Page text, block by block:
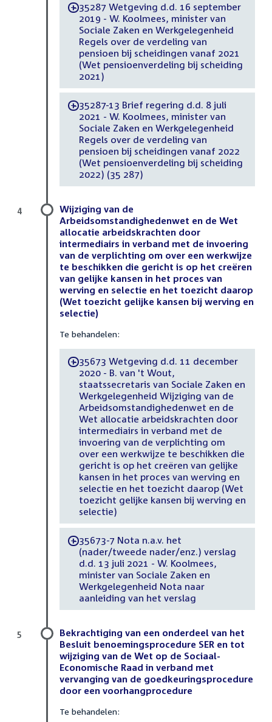
-35287 Wetgeving d.d. 16 september
2019 - W. Koolmees, minister van
Sociale Zaken en Werkgelegenheid
Regels over de verdeling van
pensioen bij scheidingen vanaf 2021
(Wet pensioenverdeling bij scheiding
2021)
-35287-13 Brief regering d.d. 8 juli
2021 - W. Koolmees, minister van
Sociale Zaken en Werkgelegenheid
Regels over de verdeling van
pensioen bij scheidingen vanaf 2022
(Wet pensioenverdeling bij scheiding
2022) (35 287)
Wijziging van de
Arbeidsomstandighedenwet en de Wet
allocatie arbeidskrachten door
intermediairs in verband met de invoering
van de verplichting om over een werkwijze
te beschikken die gericht is op het creëren
van gelijke kansen in het proces van
werving en selectie en het toezicht daarop
(Wet toezicht gelijke kansen bij werving en
selectie)
Te behandelen:
-35673 Wetgeving d.d. 11 december
2020 - B. van 't Wout,
staatssecretaris van Sociale Zaken en
Werkgelegenheid Wijziging van de
Arbeidsomstandighedenwet en de
Wet allocatie arbeidskrachten door
intermediairs in verband met de
invoering van de verplichting om
over een werkwijze te beschikken die
gericht is op het creëren van gelijke
kansen in het proces van werving en
selectie en het toezicht daarop (Wet
toezicht gelijke kansen bij werving en
selectie)
-35673-7 Nota n.a.v. het
(nader/tweede nader/enz.) verslag
d.d. 13 juli 2021 - W. Koolmees,
minister van Sociale Zaken en
Werkgelegenheid Nota naar
aanleiding van het verslag
4
Bekrachtiging van een onderdeel van het
Besluit benoemingsprocedure SER en tot
wijziging van de Wet op de Sociaal-
Economische Raad in verband met
vervanging van de goedkeuringsprocedure
door een voorhangprocedure
Te behandelen:
5